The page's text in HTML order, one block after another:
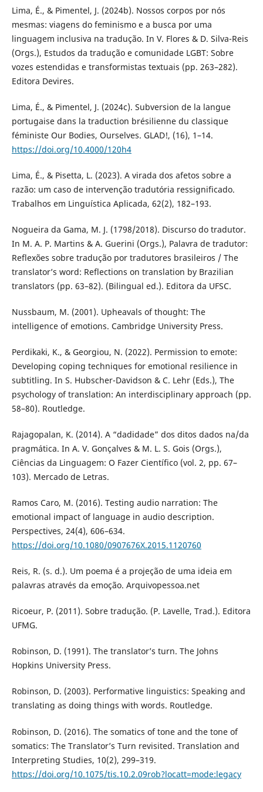
Lima, É., & Pimentel, J. (2024b). Nossos corpos por nós
mesmas: viagens do feminismo e a busca por uma
linguagem inclusiva na tradução. In V. Flores & D. Silva-Reis
(Orgs.), Estudos da tradução e comunidade LGBT: Sobre
vozes estendidas e transformistas textuais (pp. 263–282).
Editora Devires.
Lima, É., & Pimentel, J. (2024c). Subversion de la langue
portugaise dans la traduction brésilienne du classique
féministe Our Bodies, Ourselves. GLAD!, (16), 1–14.
https://doi.org/10.4000/120h4
Lima, É., & Pisetta, L. (2023). A virada dos afetos sobre a
razão: um caso de intervenção tradutória ressignificado.
Trabalhos em Linguística Aplicada, 62(2), 182–193.
Nogueira da Gama, M. J. (1798/2018). Discurso do tradutor.
In M. A. P. Martins & A. Guerini (Orgs.), Palavra de tradutor:
Reflexões sobre tradução por tradutores brasileiros / The
translator’s word: Reflections on translation by Brazilian
translators (pp. 63–82). (Bilingual ed.). Editora da UFSC.
Nussbaum, M. (2001). Upheavals of thought: The
intelligence of emotions. Cambridge University Press.
Perdikaki, K., & Georgiou, N. (2022). Permission to emote:
Developing coping techniques for emotional resilience in
subtitling. In S. Hubscher-Davidson & C. Lehr (Eds.), The
psychology of translation: An interdisciplinary approach (pp.
58–80). Routledge.
Rajagopalan, K. (2014). A “dadidade” dos ditos dados na/da
pragmática. In A. V. Gonçalves & M. L. S. Gois (Orgs.),
Ciências da Linguagem: O Fazer Científico (vol. 2, pp. 67–
103). Mercado de Letras.
Ramos Caro, M. (2016). Testing audio narration: The
emotional impact of language in audio description.
Perspectives, 24(4), 606–634.
https://doi.org/10.1080/0907676X.2015.1120760
Reis, R. (s. d.). Um poema é a projeção de uma ideia em
palavras através da emoção. Arquivopessoa.net
Ricoeur, P. (2011). Sobre tradução. (P. Lavelle, Trad.). Editora
UFMG.
Robinson, D. (1991). The translator’s turn. The Johns
Hopkins University Press.
Robinson, D. (2003). Performative linguistics: Speaking and
translating as doing things with words. Routledge.
Robinson, D. (2016). The somatics of tone and the tone of
somatics: The Translator’s Turn revisited. Translation and
Interpreting Studies, 10(2), 299–319.
https://doi.org/10.1075/tis.10.2.09rob?locatt=mode:legacy